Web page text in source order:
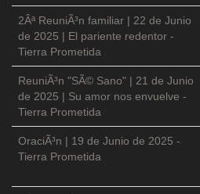
2Âª ReuniÃ³n familiar | 22 de Junio
de 2025 | El pariente redentor -
Tierra Prometida
ReuniÃ³n "SÃ© Sano" | 21 de Junio
de 2025 | Su amor nos envuelve -
Tierra Prometida
OraciÃ³n | 19 de Junio de 2025 -
Tierra Prometida